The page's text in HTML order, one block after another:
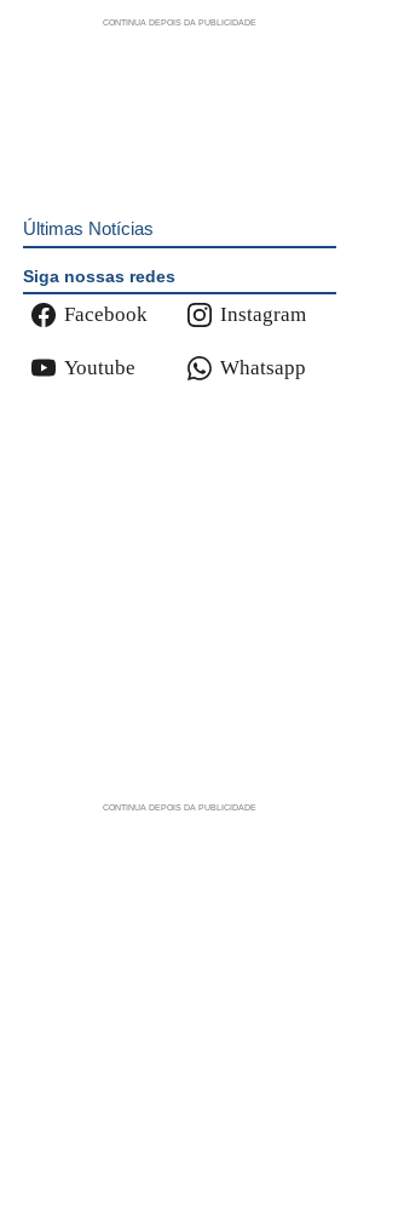
Últimas Notícias
Siga nossas redes
Facebook Instagram
Youtube Whatsapp